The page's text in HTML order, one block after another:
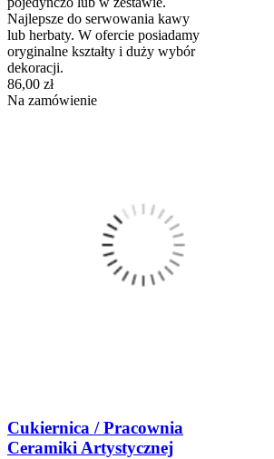
Najlepsze do serwowania kawy
lub herbaty. W ofercie posiadamy
oryginalne kształty i duży wybór
dekoracji.
86,00 zł
Na zamówienie
Cukiernica / Pracownia
Ceramiki Artystycznej